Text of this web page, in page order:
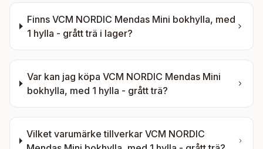
FinnsVCM NORDIC Mendas Mini bokhylla, med
1 hylla - grått trä i lager?
Var kan jag köpa VCM NORDIC Mendas Mini
bokhylla, med 1 hylla - grått trä?
Vilket varumärke tillverkarVCM NORDIC